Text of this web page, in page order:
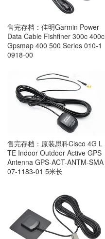
售完存档：佳明Garmin Power
Data Cable Fishfiner 300c 400c
Gpsmap 400 500 Series 010-1
0918-00
售完存档：原装思科Cisco 4G L
TE Indoor Outdoor Active GPS
Antenna GPS-ACT-ANTM-SMA
07-1183-01 5米长